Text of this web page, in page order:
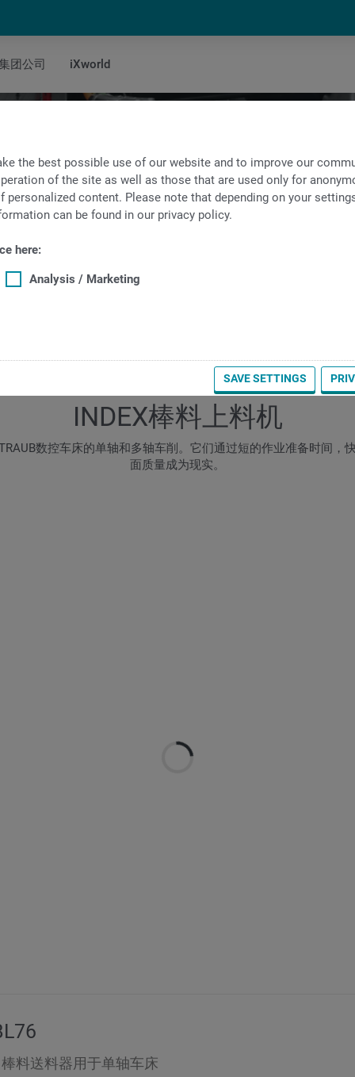
the best possible use of our website and to improve our
of the site as well as those that are used only for
content. Please note that depending on your
can be found in our privacy policy.
here:
Analysis / Marketing
SAVE SETTINGS
团公司 iXworld
INDEX棒料上料机
数控车床的单轴和多轴车削。它们通过短的作业准备时间，
面质量成为现实。
棒料送料器用于单轴车床